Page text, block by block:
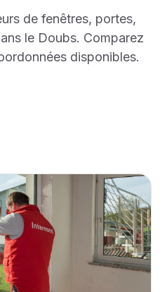
de fenêtres, portes,
le Doubs. Comparez
disponibles.